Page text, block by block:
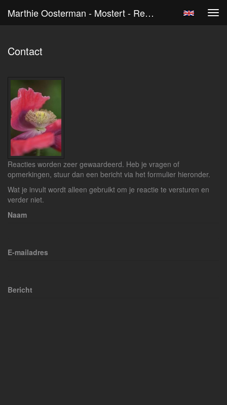
Marthie Oosterman - Mostert - Reageer
Contact
Reacties worden zeer gewaardeerd. Heb je vragen of
opmerkingen, stuur dan een bericht via het formulier hieronder.
Wat je invult wordt alleen gebruikt om je reactie te versturen en
verder niet.
Naam
E-mailadres
Bericht